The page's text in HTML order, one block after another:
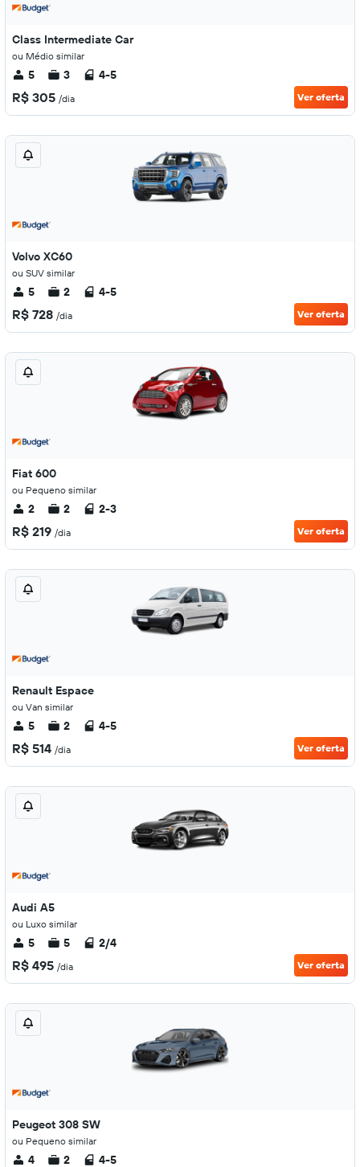
Class Intermediate Car
ou Médio similar
5 3 4-5
R$ 305 /dia Ver oferta
Volvo XC60
ou SUV similar
5 2 4-5
R$ 728 /dia Ver oferta
Fiat 600
ou Pequeno similar
2 2 2-3
R$ 219 /dia Ver oferta
Renault Espace
ou Van similar
5 2 4-5
R$ 514 /dia Ver oferta
Audi A5
ou Luxo similar
5 5 2/4
R$ 495 /dia Ver oferta
Peugeot 308 SW
ou Pequeno similar
4 2 4-5